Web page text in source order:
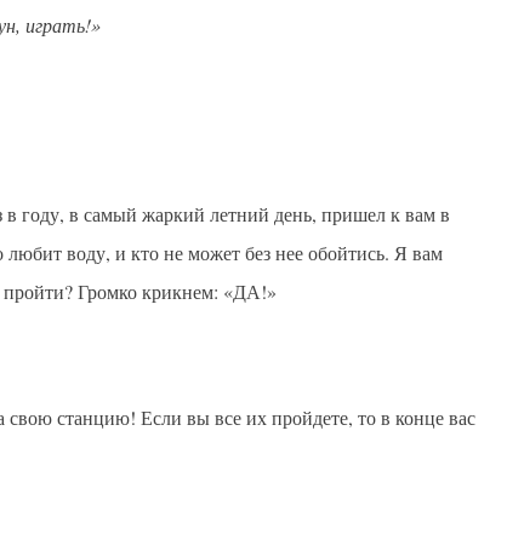
играть!»
году, в самый жаркий летний день, пришел к вам в
любит воду, и кто не может без нее обойтись. Я вам
Громко крикнем: «ДА!»
станцию! Если вы все их пройдете, то в конце вас